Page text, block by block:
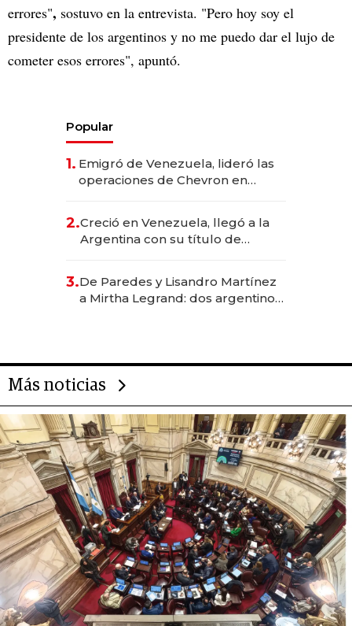
errores", sostuvo en la entrevista. "Pero hoy soy el
presidente de los argentinos y no me puedo dar el lujo de
cometer esos errores", apuntó.
Popular
1. Emigró de Venezuela, lideró las
operaciones de Chevron en
2.Creció en Venezuela, llegó a la
Argentina con su título de
las marcas "fast premium"
3.De Paredes y Lisandro Martínez
a Mirtha Legrand: dos argentinos
Más noticias